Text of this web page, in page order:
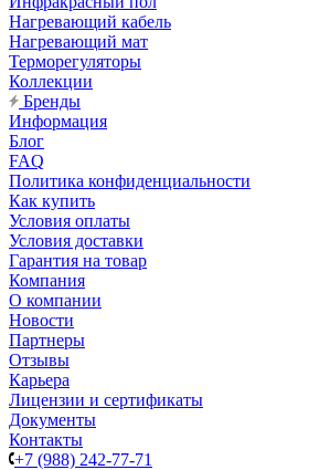
Нагревающий кабель
Нагревающий мат
Терморегуляторы
Коллекции
Бренды
Информация
Блог
FAQ
Политика конфиденциальности
Как купить
Условия оплаты
Условия доставки
Гарантия на товар
Компания
О компании
Новости
Партнеры
Отзывы
Карьера
Лицензии и сертификаты
Документы
Контакты
+7 (988) 242-77-71